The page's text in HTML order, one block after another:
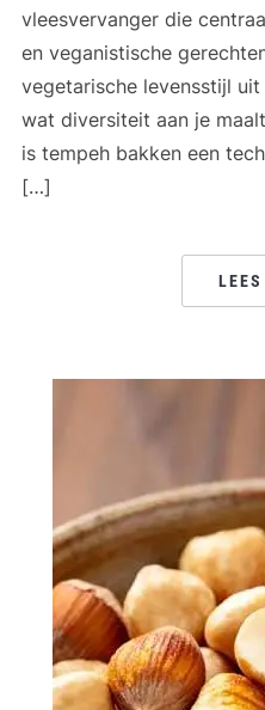
vleesvervanger die
en veganistische
vegetarische levensstijl
wat diversiteit aan je
is tempeh bakken een
[…]